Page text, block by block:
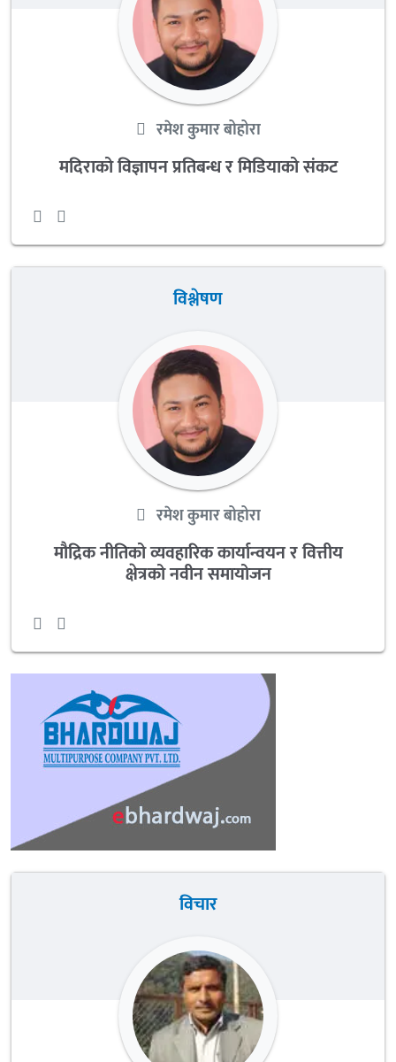
रमेश कुमार बोहोरा
मदिराको विज्ञापन प्रतिबन्ध र मिडियाको संकट
विश्लेषण
रमेश कुमार बोहोरा
मौद्रिक नीतिको व्यवहारिक कार्यान्वयन र वित्तीय
क्षेत्रको नवीन समायोजन
विचार